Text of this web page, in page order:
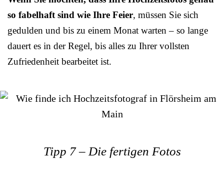
so fabelhaft sind wie Ihre Feier, müssen Sie sich
gedulden und bis zu einem Monat warten – so lange
dauert es in der Regel, bis alles zu Ihrer vollsten
Zufriedenheit bearbeitet ist.
Tipp 7 – Die fertigen Fotos